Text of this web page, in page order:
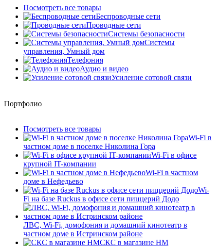
Посмотреть все товары
Беспроводные сети
Проводные сети
Системы безопасности
Системы
управления, Умный дом
Телефония
Аудио и видео
Усиление сотовой связи
Портфолио
Посмотреть все товары
Wi-Fi в
частном доме в поселке Николина Гора
Wi-Fi в офисе
крупной IT-компании
Wi-Fi в частном
доме в Нефедьево
Wi-
Fi на базе Ruckus в офисе сети пиццерий Додо
ЛВС, Wi-Fi, домофония и домашний кинотеатр в
частном доме в Истринском районе
СКС в магазине HM